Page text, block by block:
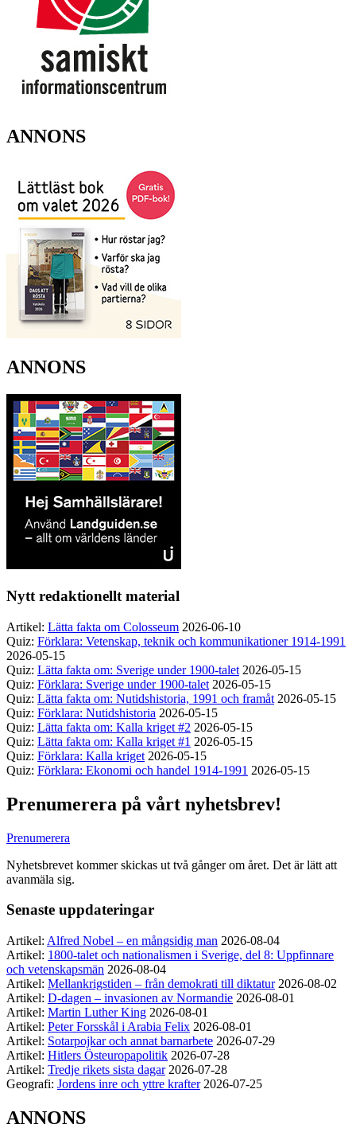
ANNONS
ANNONS
Nytt redaktionellt material
Artikel: Lätta fakta om Colosseum 2026-06-10
Quiz: Förklara: Vetenskap, teknik och kommunikationer 1914-1991
2026-05-15
Quiz: Lätta fakta om: Sverige under 1900-talet 2026-05-15
Quiz: Förklara: Sverige under 1900-talet 2026-05-15
Quiz: Lätta fakta om: Nutidshistoria, 1991 och framåt 2026-05-15
Quiz: Förklara: Nutidshistoria 2026-05-15
Quiz: Lätta fakta om: Kalla kriget #2 2026-05-15
Quiz: Lätta fakta om: Kalla kriget #1 2026-05-15
Quiz: Förklara: Kalla kriget 2026-05-15
Quiz: Förklara: Ekonomi och handel 1914-1991 2026-05-15
Prenumerera på vårt nyhetsbrev!
Prenumerera
Nyhetsbrevet kommer skickas ut två gånger om året. Det är lätt att
avanmäla sig.
Senaste uppdateringar
Artikel: Alfred Nobel – en mångsidig man 2026-08-04
Artikel: 1800-talet och nationalismen i Sverige, del 8: Uppfinnare
och vetenskapsmän 2026-08-04
Artikel: Mellankrigstiden – från demokrati till diktatur 2026-08-02
Artikel: D-dagen – invasionen av Normandie 2026-08-01
Artikel: Martin Luther King 2026-08-01
Artikel: Peter Forsskål i Arabia Felix 2026-08-01
Artikel: Sotarpojkar och annat barnarbete 2026-07-29
Artikel: Hitlers Östeuropapolitik 2026-07-28
Artikel: Tredje rikets sista dagar 2026-07-28
Geografi: Jordens inre och yttre krafter 2026-07-25
ANNONS